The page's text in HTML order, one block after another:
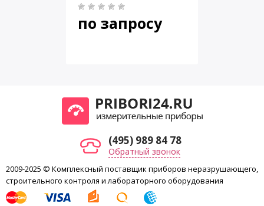
по запросу
(495) 989 84 78
Обратный звонок
2009-2025 © Комплексный поставщик приборов неразрушающего,
строительного контроля и лабораторного оборудования